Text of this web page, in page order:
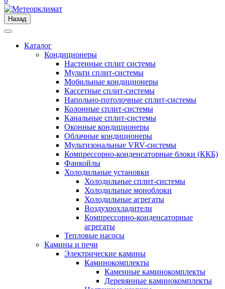
Назад
Каталог
Кондиционеры
Настенные сплит системы
Мульти сплит-системы
Мобильные кондиционеры
Кассетные сплит-системы
Напольно-потолочные сплит-системы
Колонные сплит-системы
Канальные сплит-системы
Оконные кондиционеры
Облачные кондиционеры
Мультизональные VRV-системы
Компрессорно-конденсаторные блоки (ККБ)
Фанкойлы
Холодильные установки
Холодильные сплит-системы
Холодильные моноблоки
Холодильные агрегаты
Воздухоохладители
Компрессорно-конденсаторные
агрегаты
Тепловые насосы
Камины и печи
Электрические камины
Каминокомплекты
Каменные каминокомплекты
Деревянные каминокомплекты